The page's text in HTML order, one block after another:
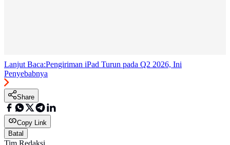
Lanjut Baca:Pengiriman iPad Turun pada Q2 2026, Ini
Penyebabnya
Share
Copy Link
Batal
Tim Redaksi